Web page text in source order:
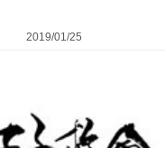
2019/01/25